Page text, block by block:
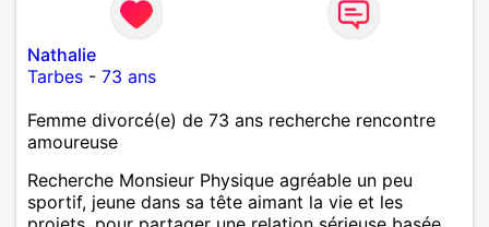
Nathalie
Tarbes - 73 ans
Femme divorcé(e) de 73 ans recherche rencontre
amoureuse
Recherche Monsieur Physique agréable un peu
sportif, jeune dans sa tête aimant la vie et les